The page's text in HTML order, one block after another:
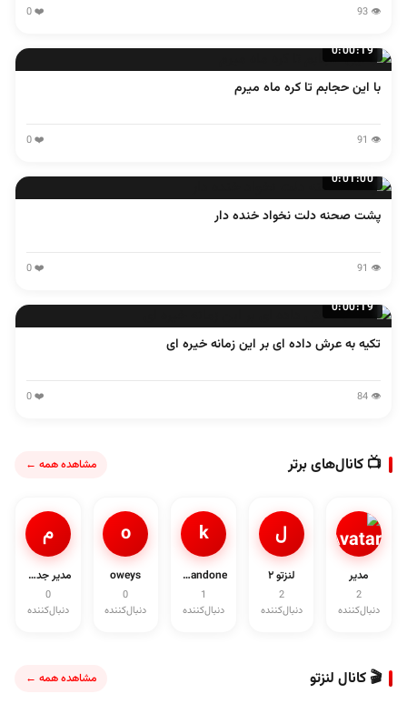
👁️ 93
❤️ 0
0:00:19
با این حجابم تا کره ماه میرم
👁️ 91
❤️ 0
0:01:00
پشت صحنه دلت نخواد خنده دار
👁️ 91
❤️ 0
0:00:19
تکیه به عرش داده ای بر این زمانه خیره ای
👁️ 84
❤️ 0
📺 کانال‌های برتر مشاهده همه ←
مدیر
2
دنبال‌کننده
ل
لنزتو ۲
2
دنبال‌کننده
k
khandone
1
دنبال‌کننده
o
oweys
0
دنبال‌کننده
م
مدیر جدی1د
0
دنبال‌کننده
🎬 کانال لنزتو مشاهده همه ←